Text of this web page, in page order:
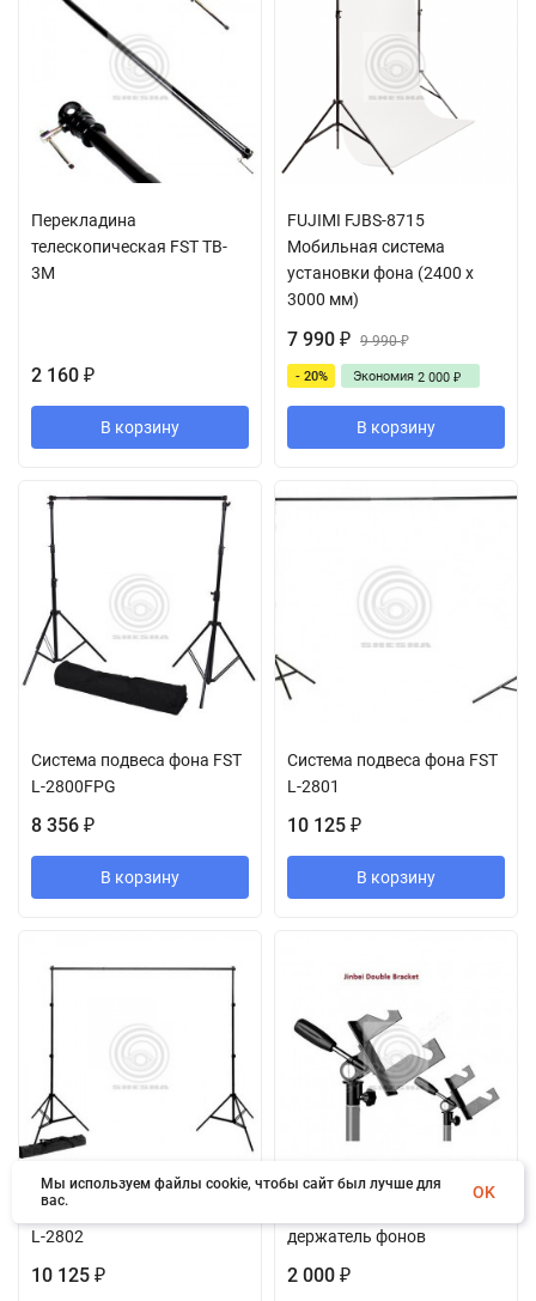
Перекладина
телескопическая FST TB-
3M
2 160 ₽
В корзину
FUJIMI FJBS-8715
Мобильная система
установки фона (2400 х
3000 мм)
7 990 ₽ 9 990₽
- 20% Экономия 2 000 ₽
В корзину
Система подвеса фона FST
L-2800FPG
8 356 ₽
В корзину
Система подвеса фона FST
L-2801
10 125 ₽
В корзину
Система подвеса фона FST
L-2802
10 125 ₽
держатель фонов
2 000 ₽
Мы используем файлы cookie, чтобы сайт был лучше для
вас.
OK